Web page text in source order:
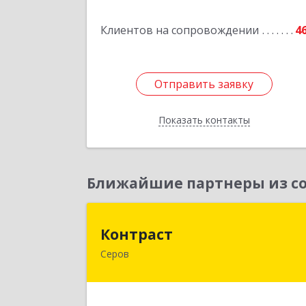
Клиентов на сопровождении
Отправить заявку
Показать контакты
Отправить заявку
Назад
Ближайшие партнеры из
Контраст
Серов624993, Свердловская обл, Серов г,